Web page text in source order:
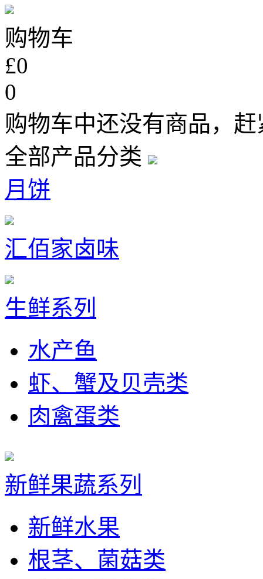
购物车
£0
0
购物车中还没有商品，
全部产品分类
月饼
汇佰家卤味
生鲜系列
水产鱼
虾、蟹及贝壳类
肉禽蛋类
新鲜果蔬系列
新鲜水果
根茎、菌菇类